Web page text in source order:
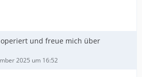
und freue mich über
2025 um 16:52